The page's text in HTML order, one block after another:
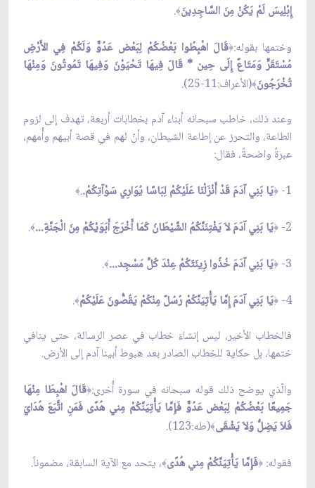
إِبْلِيسَ لَمْ يَكُنْ مِنَ السَّاجِدِينَ﴾.
وختمها بقوله:﴿قَالَ اهْبِطُوا بَعْضُكُمْ لِبَعْض عَدُوٌّ وَلَكُمْ فِي الأَرْضِ
مُسْتَقَرٌّ وَمَتَاعٌ إِلَى حِين * قَالَ فِيهَا تَحْيَوْنَ وَفِيهَا تَمُوتُونَ وَمِنْهَا
تُخْرَجُونَ﴾(الأعراف:11-25).
وعند ذلك، خاطب سبحانه أبناء آدم بخطابات أربعة، تهدف إلى لزوم
الطاعة، والتحرز عن إطاعة الشيطان، وأنّ لهم في قصة أبيهم وأُمهم،
عبرةً واضحةً، فقال:
1-
﴿يَا بَنِي آدَمَ قَدْ أَنْزَلْنَا عَلَيْكُمْ لِبَاسًا يُوَارِي سَوْآتِكُمْ..﴾
2- ﴿يَا بَنِي آدَمَ لاَ يَفْتِنَنَّكُمُ الشَّيْطَانُ كَمَا أَخْرَجَ أَبَوَيْكُمْ مِنَ الْجَنَّةِ...﴾.
3-
﴿يَا بَنِي آدَمَ خُذُوا زِينَتَكُمْ عِنْدَ كُلِّ مَسْجِد...﴾.
4-
﴿يَا بَنِي آدَمَ إِمَّا يَأْتِيَنَّكُمْ رُسُلٌ مِنْكُمْ يَقُصُّونَ عَلَيْكُمْ﴾.
فالخطاب الأخير، ليس إنشاءَ خطاب في عصر الرسالة، حتى ينافي
ختمها، بل حكاية للخطاب الصادر بعد هبوط أبينا آدم إلى الأرض.
والّذي يوضح ذلك قوله سبحانه في سورة أُخرى:﴿قَالَ اهْبِطَا مِنْهَا
جَمِيعًا بَعْضُكُمْ لِبَعْض عَدُوٌّ فَإِمَّا يَأْتِيَنَّكُمْ مِني هُدًى فَمَنِ اتَّبَعَ هُدَايَ
فَلاَ يَضِلُّ وَلاَ يَشْقَى﴾(طه:123).
فقوله: ﴿فَإِمَّا يَأْتِيَنَّكُمْ مِني هُدًى﴾، يتحد مع الآية السابقة، مضموناً.